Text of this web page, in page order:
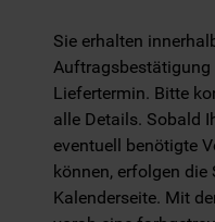
Sie erhalten
Liefertermin. Bitte
alle Details. Sobald
eventuell benötigte
können, erfolgen die
Kalenderseite. Mit